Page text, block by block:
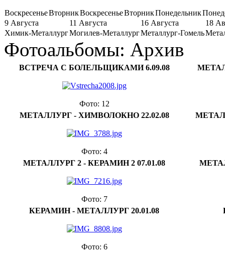
ВоскресеньеВторникВоскресеньеВторникПонедельник
9 Августа
11 Августа 16 Августа
18
Химик-МеталлургМогилев-МеталлургМеталлург-Гомель
Фотоальбомы: Архив
ВСТРЕЧА С БОЛЕЛЬЩИКАМИ 6.09.08
Фото: 12
МЕТАЛЛУРГ - ХИМВОЛОКНО 22.02.08
Фото: 4
МЕТАЛЛУРГ 2 - КЕРАМИН 2 07.01.08
Фото: 7
КЕРАМИН - МЕТАЛЛУРГ 20.01.08
Фото: 6